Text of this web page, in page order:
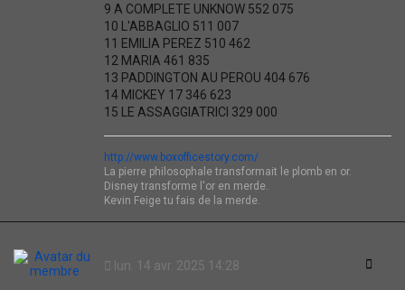
9 A COMPLETE UNKNOW 552 075
10 L'ABBAGLIO 511 007
11 EMILIA PEREZ 510 462
12 MARIA 461 835
13 PADDINGTON AU PEROU 404 676
14 MICKEY 17 346 623
15 LE ASSAGGIATRICI 329 000
http://www.boxofficestory.com/
La pierre philosophale transformait le plomb en or.
Disney transforme l'or en merde.
Kevin Feige tu fais de la merde.
lun. 14 avr. 2025 14:28